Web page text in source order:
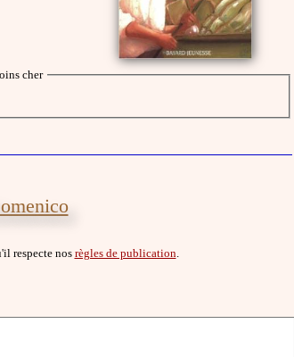
cher
respecte nosrègles de publication